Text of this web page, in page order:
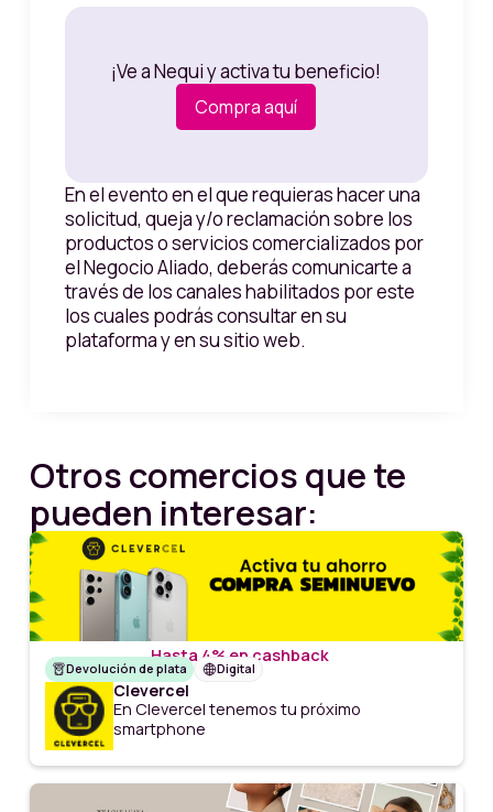
¡Ve a Nequi y activa tu beneficio!
Compra aquí
En el evento en el que requieras hacer una
solicitud, queja y/o reclamación sobre los
productos o servicios comercializados por
el Negocio Aliado, deberás comunicarte a
través de los canales habilitados por este
los cuales podrás consultar en su
plataforma y en su sitio web.
Otros comercios que te
pueden interesar:
Hasta 4% en cashback
Devolución de plata Digital
Clevercel
En Clevercel tenemos tu próximo
smartphone